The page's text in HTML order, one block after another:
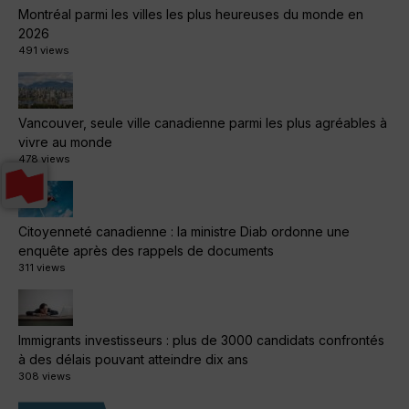
Montréal parmi les villes les plus heureuses du monde en
2026
491 views
Vancouver, seule ville canadienne parmi les plus agréables à
vivre au monde
478 views
Citoyenneté canadienne : la ministre Diab ordonne une
enquête après des rappels de documents
311 views
Immigrants investisseurs : plus de 3000 candidats confrontés
à des délais pouvant atteindre dix ans
308 views